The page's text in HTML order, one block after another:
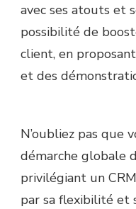
avec ses atouts et
possibilité de
client, en
et des
N’oubliez pas que
démarche globale
privilégiant un
par sa flexibilité et